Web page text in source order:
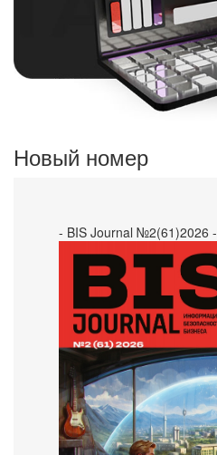
Новый номер
- BIS Journal №2(61)2026 -